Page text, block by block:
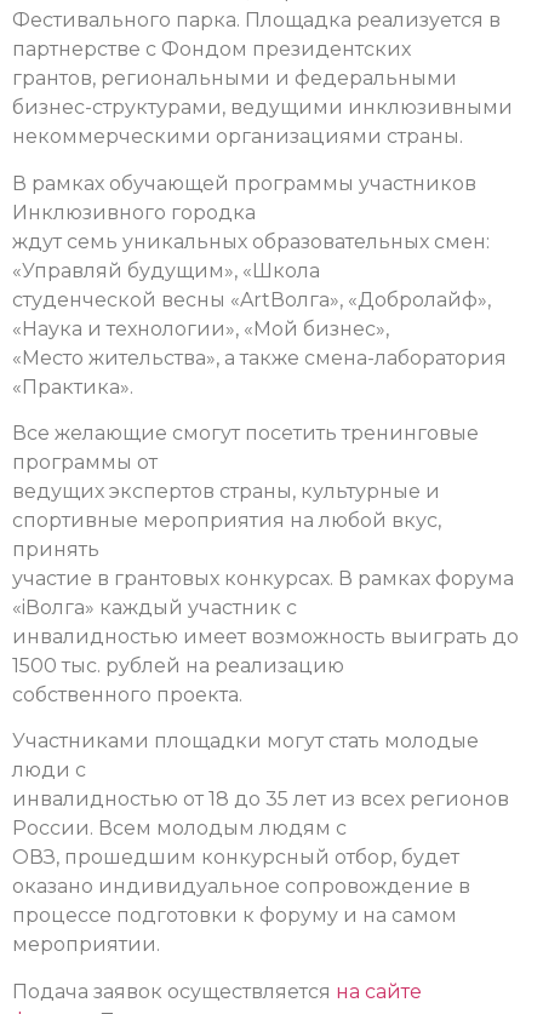
Фестивального парка. Площадка реализуется в
партнерстве с Фондом президентских
грантов, региональными и федеральными
бизнес-структурами, ведущими инклюзивными
некоммерческими организациями страны.
В рамках обучающей программы участников
Инклюзивного городка
ждут семь уникальных образовательных смен:
«Управляй будущим», «Школа
студенческой весны «ArtВолга», «Добролайф»,
«Наука и технологии», «Мой бизнес»,
«Место жительства», а также смена-лаборатория
«Практика».
Все желающие смогут посетить тренинговые
программы от
ведущих экспертов страны, культурные и
спортивные мероприятия на любой вкус,
принять
участие в грантовых конкурсах. В рамках форума
«iВолга» каждый участник с
инвалидностью имеет возможность выиграть до
1500 тыс. рублей на реализацию
собственного проекта.
Участниками площадки могут стать молодые
люди с
инвалидностью от 18 до 35 лет из всех регионов
России. Всем молодым людям с
ОВЗ, прошедшим конкурсный отбор, будет
оказано индивидуальное сопровождение в
процессе подготовки к форуму и на самом
мероприятии.
Подача заявок осуществляется на сайте